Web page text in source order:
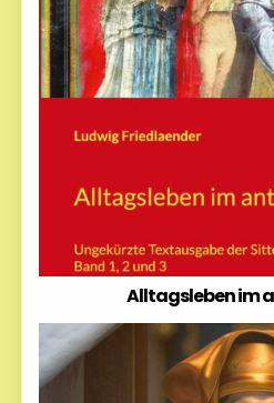
Alltagsleben im